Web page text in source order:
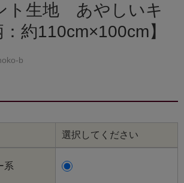
ト生地 あやしいキ
約110cm×100cm】
b
選択してください
系